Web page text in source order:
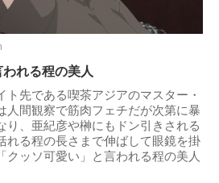
われる程の美人
ト先である喫茶アジアのマスター・
人間観察で筋肉フェチだが次第に暴
り、亜紀彦や榊にもドン引きされる
れる程の長さまで伸ばして眼鏡を掛
クッソ可愛い」と言われる程の美人